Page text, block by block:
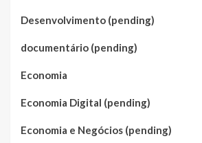
Desenvolvimento (pending)
documentário (pending)
Economia
Economia Digital (pending)
Economia e Negócios (pending)